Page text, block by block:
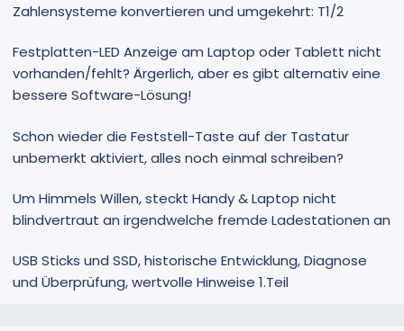
Zahlensysteme konvertieren und umgekehrt: T1/2
Festplatten-LED Anzeige am Laptop oder Tablett nicht
vorhanden/fehlt? Ärgerlich, aber es gibt alternativ eine
bessere Software-Lösung!
Schon wieder die Feststell-Taste auf der Tastatur
unbemerkt aktiviert, alles noch einmal schreiben?
Um Himmels Willen, steckt Handy & Laptop nicht
blindvertraut an irgendwelche fremde Ladestationen an
USB Sticks und SSD, historische Entwicklung, Diagnose
und Überprüfung, wertvolle Hinweise 1.Teil